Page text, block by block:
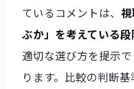
ているコメントは、
ぶか」を考えている段
適切な選び方を提示
ります。比較の判断